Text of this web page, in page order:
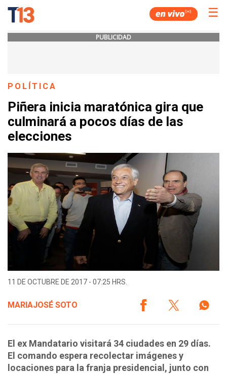
☰
PUBLICIDAD
POLÍTICA
Piñera inicia maratónica gira que
culminará a pocos días de las
elecciones
11 DE OCTUBRE DE 2017 - 07:25 HRS.
MARIAJOSÉ SOTO
El ex Mandatario visitará 34 ciudades en 29 días.
El comando espera recolectar imágenes y
locaciones para la franja presidencial, junto con